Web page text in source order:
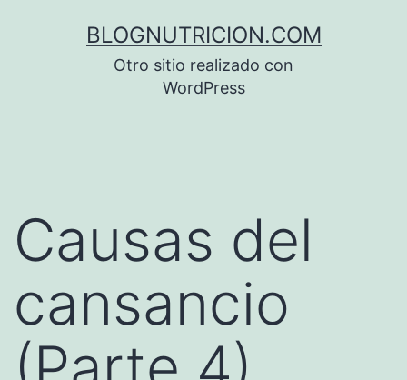
BLOGNUTRICION.COM
Otro sitio realizado con
WordPress
Causas del
cansancio